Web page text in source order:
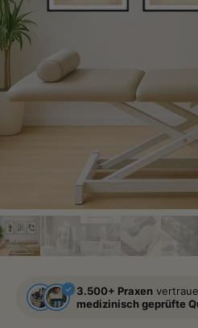
3.500+ Praxen
medizinisch geprüfte